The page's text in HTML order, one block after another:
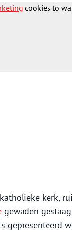
cookies to
kerk,
gewaden
gepresenteerd